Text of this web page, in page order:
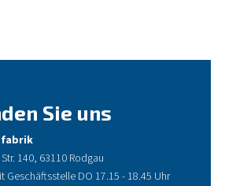
Sie uns
140, 63110 Rodgau
Geschäftsstelle DO 17.15 - 18.45 Uhr